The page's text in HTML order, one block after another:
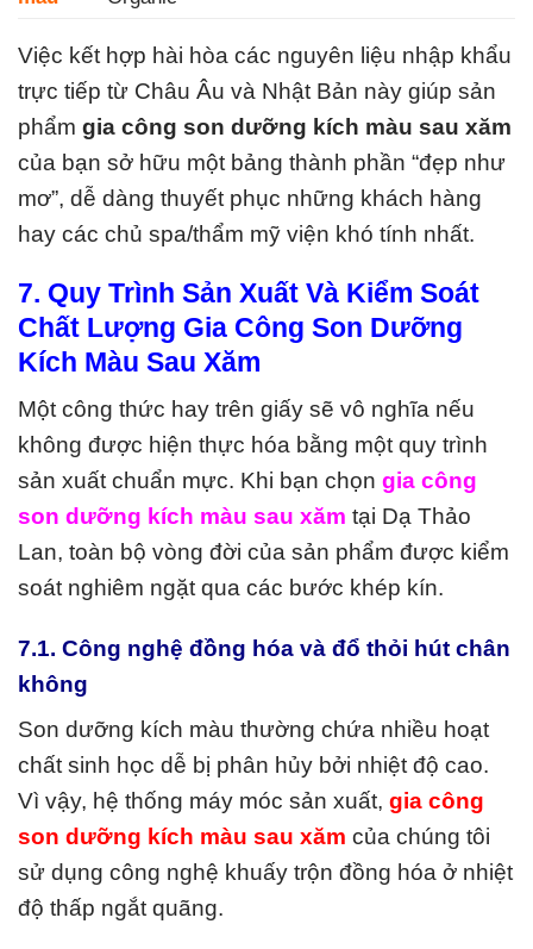
Việc kết hợp hài hòa các nguyên liệu nhập khẩu
trực tiếp từ Châu Âu và Nhật Bản này giúp sản
phẩm gia công son dưỡng kích màu sau xăm
của bạn sở hữu một bảng thành phần “đẹp như
mơ”, dễ dàng thuyết phục những khách hàng
hay các chủ spa/thẩm mỹ viện khó tính nhất.
7. Quy Trình Sản Xuất Và Kiểm Soát
Chất Lượng Gia Công Son Dưỡng
Kích Màu Sau Xăm
Một công thức hay trên giấy sẽ vô nghĩa nếu
không được hiện thực hóa bằng một quy trình
sản xuất chuẩn mực. Khi bạn chọn gia công
son dưỡng kích màu sau xăm tại Dạ Thảo
Lan, toàn bộ vòng đời của sản phẩm được kiểm
soát nghiêm ngặt qua các bước khép kín.
7.1. Công nghệ đồng hóa và đổ thỏi hút chân
không
Son dưỡng kích màu thường chứa nhiều hoạt
chất sinh học dễ bị phân hủy bởi nhiệt độ cao.
Vì vậy, hệ thống máy móc sản xuất, gia công
son dưỡng kích màu sau xăm của chúng tôi
sử dụng công nghệ khuấy trộn đồng hóa ở nhiệt
độ thấp ngắt quãng.